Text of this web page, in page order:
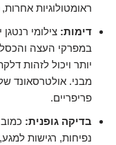
ראומטולוגיות
דימות: צילומי
יותר ויכול לזהות
מבני. אולטרסאונד
פריפריים.
בדיקה גופנית:
נפיחות, רגישות